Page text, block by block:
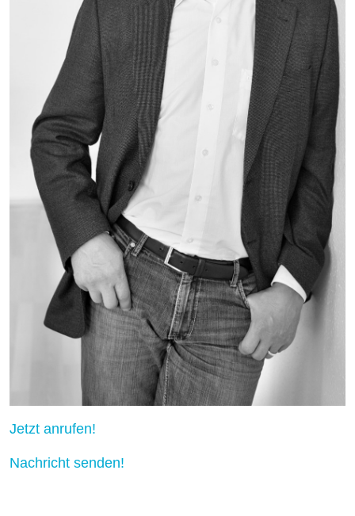
Jetzt anrufen!
Nachricht senden!